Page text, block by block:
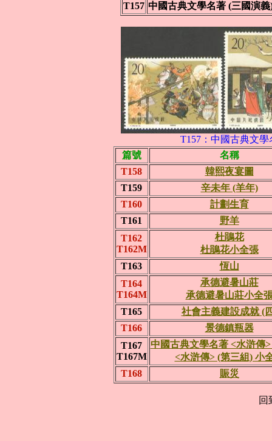
T157 中國古典文學名著 (三國演
T157：中國古典文
篇號
名稱
T158
韓熙夜宴圖
T159
辛未年 (羊年)
T160
計劃生育
T161
野羊
T162
T162M
杜鵑花
杜鵑花小全張
T163
恆山
T164
T164M
承德避暑山莊
承德避暑山莊小全
T165
社會主義建設成就 (
T166
景德鎮瓶器
T167
T167M
中國古典文學名著 <水滸傳
<水滸傳> (第三組) 小
T168
賑災
回